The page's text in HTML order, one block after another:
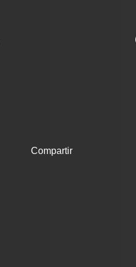
Compartir